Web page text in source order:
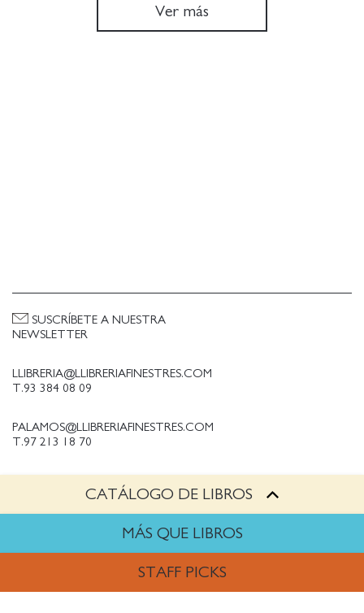
CATÁLOGO DE LIBROS
MÁS QUE LIBROS
STAFF PICKS
Ver más
LLIBRERIA@LLIBRERIAFINESTRES.COM
T.93 384 08 09
PALAMOS@LLIBRERIAFINESTRES.COM
T.97 213 18 70
PALESTINA@LLIBRERIAFINESTRES.COM
TRABAJA CON NOSOTROS
SUSCRÍBETE A NUESTRA
NEWSLETTER